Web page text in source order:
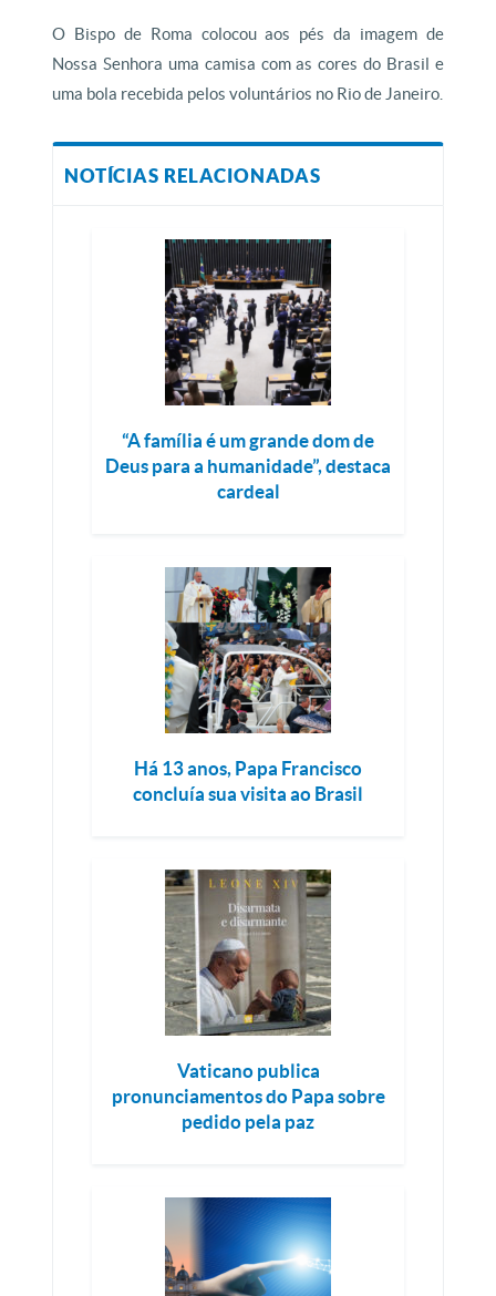
O Bispo de Roma colocou aos pés da imagem de
Nossa Senhora uma camisa com as cores do Brasil e
uma bola recebida pelos voluntários no Rio de Janeiro.
NOTÍCIAS RELACIONADAS
“A família é um grande dom de
Deus para a humanidade”, destaca
cardeal
Há 13 anos, Papa Francisco
concluía sua visita ao Brasil
Vaticano publica
pronunciamentos do Papa sobre
pedido pela paz